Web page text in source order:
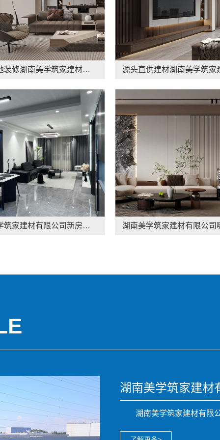
湖南本地装修湖南美学筑家建材商铺装修湖南美学筑家
湖南美学筑家建材有限公司新房装修，湖南本地装修首选品牌
湖南美学筑家建材
湖南美学筑家建材有限